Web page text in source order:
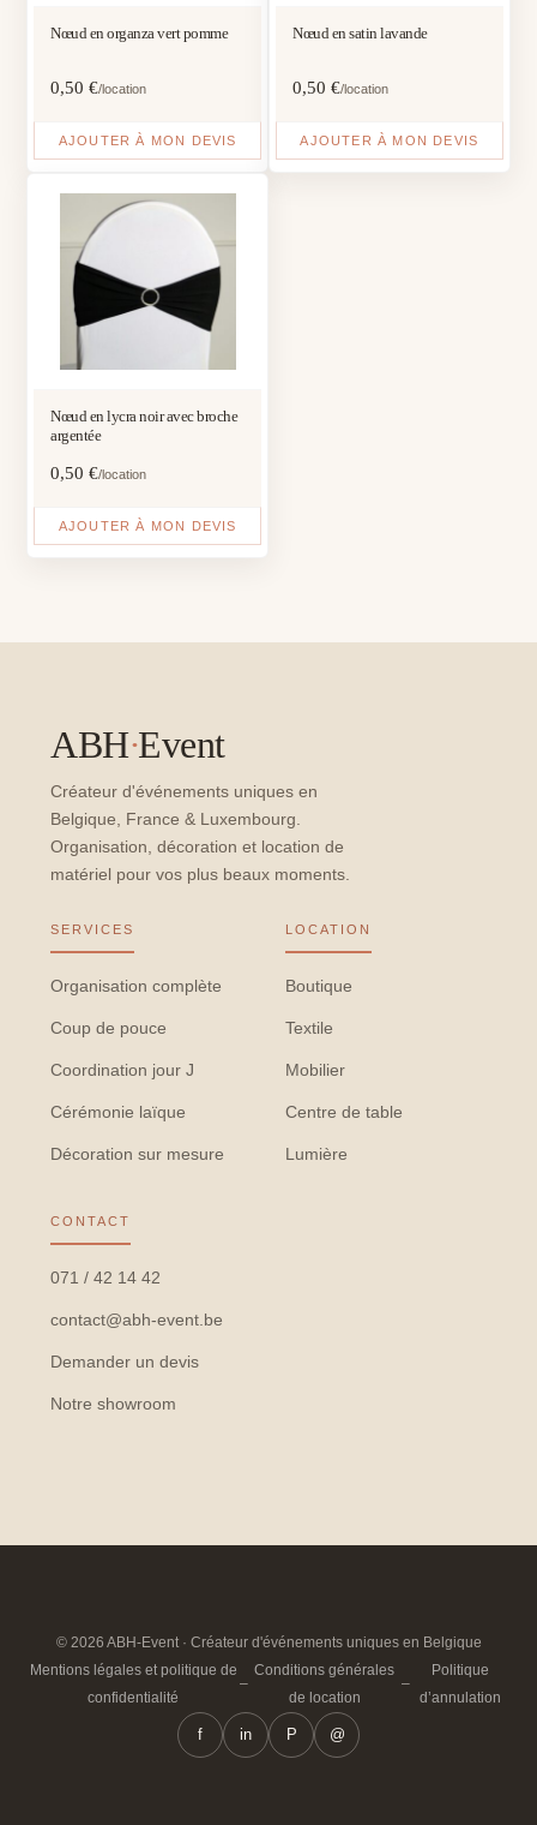
Nœud en organza vert pomme
0,50€/location
AJOUTER À MON DEVIS
Nœud en satin lavande
0,50 €/location
AJOUTER À MON DEVIS
Nœud en lycra noir avec broche
argentée
0,50€/location
AJOUTER À MON DEVIS
ABH·Event
Créateur d'événements uniques en
Belgique, France & Luxembourg.
Organisation, décoration et location de
matériel pour vos plus beaux moments.
SERVICES
Organisation complète
Coup de pouce
Coordination jour J
Cérémonie laïque
Décoration sur mesure
LOCATION
Boutique
Textile
Mobilier
Centre de table
Lumière
CONTACT
071 / 42 14 42
contact@abh-event.be
Demander un devis
Notre showroom
© 2026 ABH-Event · Créateur d'événements uniques en Belgique
Mentions légales et politique de
confidentialité
–
Conditions générales
de location
–
Politique
d’annulation
f in P @